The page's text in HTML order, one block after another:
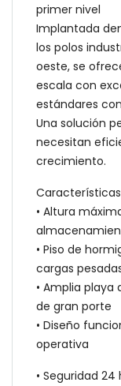
primer nivel
Implantada
los polos
oeste, se
escala con
estándares
Una solución
necesitan
crecimiento.
• Altura
• Piso de
cargas
• Amplia
de gran porte
• Diseño
operativa
• Seguridad 24